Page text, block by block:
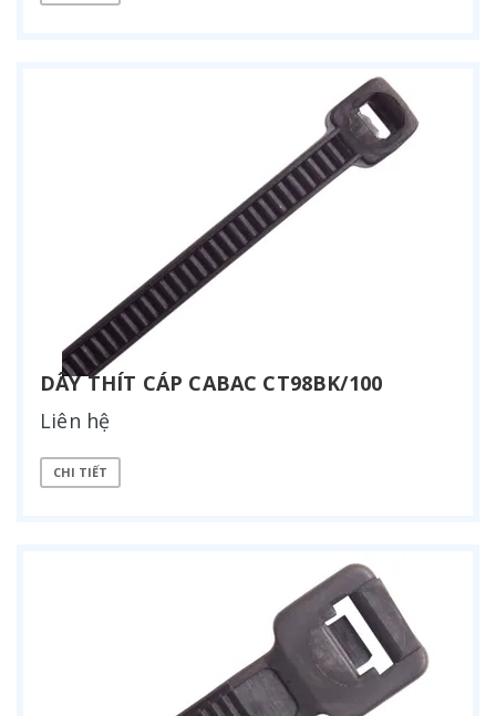
DÂY THÍT CÁP CABAC CT98BK/100
Liên hệ
CHI TIẾT